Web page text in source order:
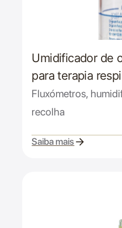
Umidificador de
para terapia
Fluxómetros,
recolha
Saiba mais